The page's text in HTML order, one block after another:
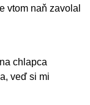
vtom naň zavolal
chlapca
veď si mi